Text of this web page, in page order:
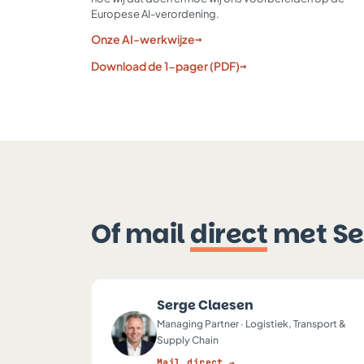
Europese AI-verordening.
Onze AI-werkwijze→
Download de 1-pager (PDF)→
Of maildirect met
SC
Serge Claesen
Managing Partner · Logistiek, Transport &
Supply Chain